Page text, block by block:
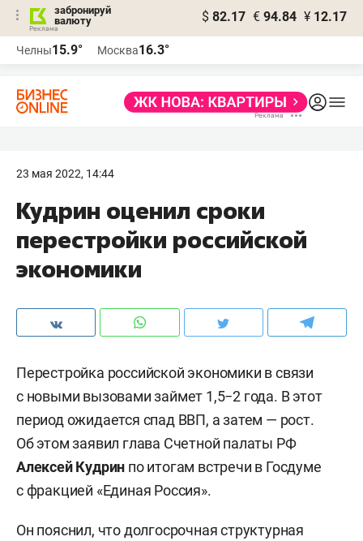
забронируй
валюту
$ 82.17 € 94.84 ¥ 12.17
Челны15.9° Москва16.3°
23 мая 2022, 14:44
Кудрин оценил сроки
перестройки российской
экономики
Перестройка российской экономики в связи
с новыми вызовами займет 1,5−2 года. В этот
период ожидается спад ВВП, а затем — рост.
Об этом заявил глава Счетной палаты РФ
Алексей Кудрин по итогам встречи в Госдуме
с фракцией «Единая Россия».
Он пояснил, что долгосрочная структурная